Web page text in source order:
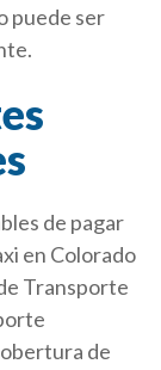
puede ser
de pagar
en Colorado
Transporte
de